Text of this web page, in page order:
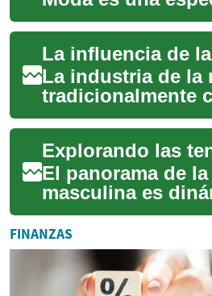
académica que
principios del
los aspec...
La industria de la
tradicionalmente
por sus ciclos
tendencias
experimentand...
El panorama de
masculina es
evolucionando
constantemente
estilos e
l...
FINANZAS